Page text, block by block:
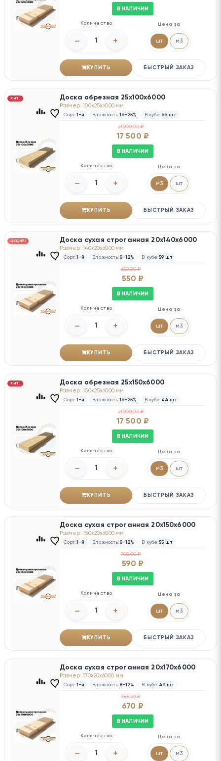
В НАЛИЧИИ
Количество
– +
Цена за
шт м3
КУПИТЬ БЫСТРЫЙ ЗАКАЗ
ХИТ! Доска обрезная 25х100х6000
Размер: 100x25x6000 мм
Сорт:1-й Влажность:16-25% В кубе:66 шт
21000.00 ₽
17 500 ₽
В НАЛИЧИИ
Количество
– +
Цена за
м3 шт
КУПИТЬ БЫСТРЫЙ ЗАКАЗ
АКЦИЯ! Доска сухая строганная 20х140х6000
Размер: 140x20x6000 мм
Сорт:1-й Влажность:8-12% В кубе:59 шт
650.00 ₽
550 ₽
В НАЛИЧИИ
Количество
– +
Цена за
шт м3
КУПИТЬ БЫСТРЫЙ ЗАКАЗ
ХИТ! Доска обрезная 25х150х6000
Размер: 150x25x6000 мм
Сорт:1-й Влажность:16-25% В кубе:44 шт
21000.00 ₽
17 500 ₽
В НАЛИЧИИ
Количество
– +
Цена за
м3 шт
КУПИТЬ БЫСТРЫЙ ЗАКАЗ
Доска сухая строганная 20х150х6000
Размер: 150x20x6000 мм
Сорт:1-й Влажность:8-12% В кубе:55 шт
700.00 ₽
590 ₽
В НАЛИЧИИ
Количество
– +
Цена за
шт м3
КУПИТЬ БЫСТРЫЙ ЗАКАЗ
Доска сухая строганная 20х170х6000
Размер: 170x20x6000 мм
Сорт:1-й Влажность:8-12% В кубе: 49 шт
785.00 ₽
670 ₽
В НАЛИЧИИ
Количество
– +
Цена за
шт м3